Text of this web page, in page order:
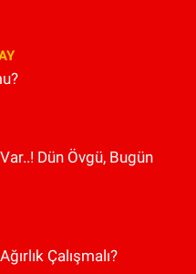
Dün Övgü, Bugün
Çalışmalı?